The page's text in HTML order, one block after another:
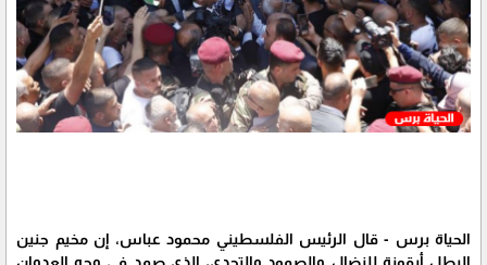
الحياة برس - قال الرئيس الفلسطيني محمود عباس، إن مخيم جنين